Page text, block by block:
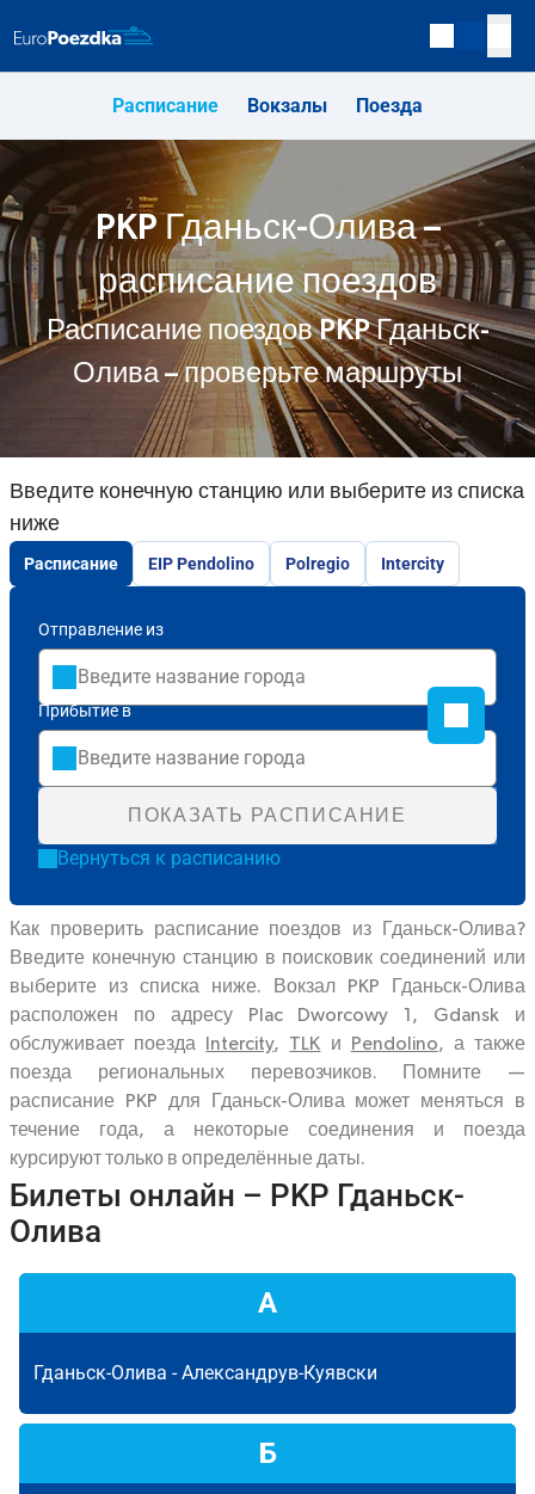
Расписание Вокзалы Поезда
PKP Гданьск-Олива –
расписание поездов
Расписание поездов PKP Гданьск-
Олива – проверьте маршруты
Введите конечную станцию или выберите из списка
ниже
Расписание EIP Pendolino Polregio Intercity
Отправление из
Прибытие в
ПОКАЗАТЬ РАСПИСАНИЕ
Вернуться к расписанию
Как проверить расписание поездов из Гданьск-Олива?
Введите конечную станцию в поисковик соединений или
выберите из списка ниже. Вокзал PKP Гданьск-Олива
расположен по адресу Plac Dworcowy 1, Gdansk и
обслуживает поезда
Intercity, TLK и Pendolino, а также
поезда региональных перевозчиков. Помните —
расписание PKP для Гданьск-Олива может меняться в
течение года, а некоторые соединения и поезда
курсируют только в определённые даты.
Билеты онлайн – PKP Гданьск-
Олива
А
Гданьск-Олива -Александрув-Куявски
Б